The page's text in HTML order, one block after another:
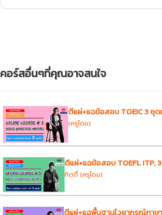
คอร์สอื่นๆที่คุณอาจสนใจ
ตีแผ่+แฉข้อสอบ TOEIC 3 ชุด
(ครูโดม)
ตีแผ่+แฉข้อสอบ TOEFL ITP,
กิตติ์ (ครูโดม)
ตีแผ่+แฉพื้นฐานไวยากรณ์ภาษ